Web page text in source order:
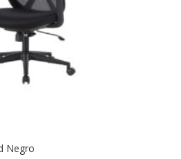
Negro